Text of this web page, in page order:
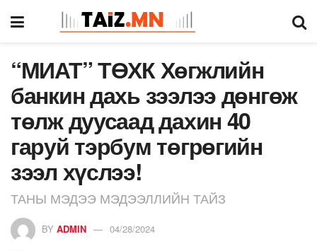
“МИАТ” ТӨХК Хөгжлийн
банкин дахь зээлээ дөнгөж
төлж дуусаад дахин 40
гаруй тэрбум төгрөгийн
зээл хүслээ!
ТАНЫ МЭДЭЭ МЭДЭЭЛЛИЙН ТАЙЗ
BY ADMIN 04/28/2024